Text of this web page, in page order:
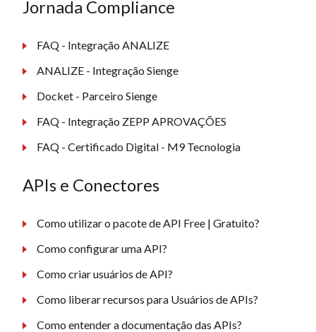
Jornada Compliance
FAQ - Integração ANALIZE
ANALIZE - Integração Sienge
Docket - Parceiro Sienge
FAQ - Integração ZEPP APROVAÇÕES
FAQ - Certificado Digital - M9 Tecnologia
APIs e Conectores
Como utilizar o pacote de API Free | Gratuito?
Como configurar uma API?
Como criar usuários de API?
Como liberar recursos para Usuários de APIs?
Como entender a documentação das APIs?